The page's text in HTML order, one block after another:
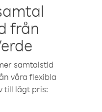
från
samtalstid
våra flexibla
till lågt pris: